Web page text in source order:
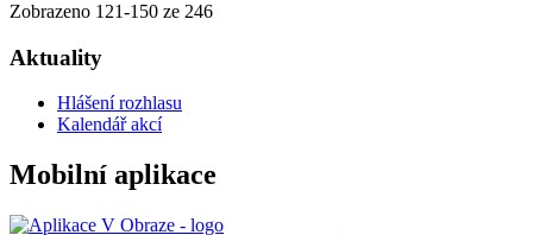
Zobrazeno 121-150 ze 246
Aktuality
Hlášení rozhlasu
Kalendář akcí
Mobilní aplikace